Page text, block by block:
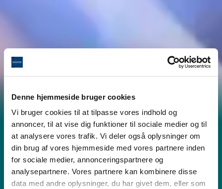
Denne hjemmeside bruger cookies
Vi bruger cookies til at tilpasse vores indhold og
annoncer, til at vise dig funktioner til sociale medier og til
at analysere vores trafik. Vi deler også oplysninger om
din brug af vores hjemmeside med vores partnere inden
for sociale medier, annonceringspartnere og
analysepartnere. Vores partnere kan kombinere disse
data med andre oplysninger, du har givet dem, eller som
Rørinstallationer med viden og
erfaring
Vi har installeret en lang række rørsystemer ved pharma,
forsyning, og fremstillingsindustri. Vi forstår